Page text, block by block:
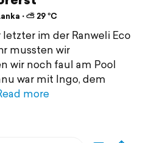
⋅ ⛅ 29 °C
im der Ranweli Eco
mussten wir
wir noch faul am Pool
war mit Ingo, dem
more